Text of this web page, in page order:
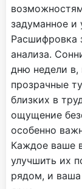
задуманное и
Расшифровка
анализа.
дню недели в,
прозрачные
близких в
ощущение
особенно
Каждое ваше
улучшить их
рядом, и ваша